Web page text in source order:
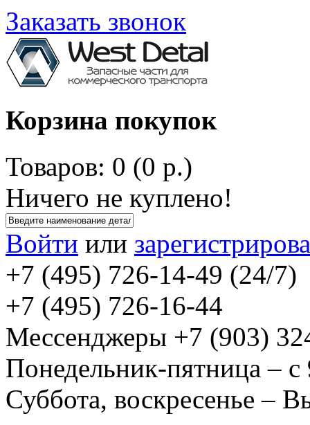
Заказать звонок
Корзина покупок
Товаров: 0 (0 р.)
Ничего не куплено!
Войти или
+7 (495) 726-14-49 (24/7)
+7 (495) 726-16-44
Мессенджеры +7 (903)
Понедельник-пятница –
Суббота, воскресенье –